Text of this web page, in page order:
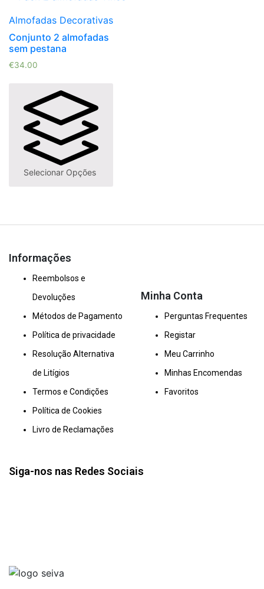
Almofadas Decorativas
Conjunto 2 almofadas
sem pestana
€34.00
Selecionar Opções
Informações
Reembolsos e
Devoluções
Métodos de Pagamento
Política de privacidade
Resolução Alternativa
de Litígios
Termos e Condições
Política de Cookies
Livro de Reclamações
Minha Conta
Perguntas Frequentes
Registar
Meu Carrinho
Minhas Encomendas
Favoritos
Siga-nos nas Redes Sociais